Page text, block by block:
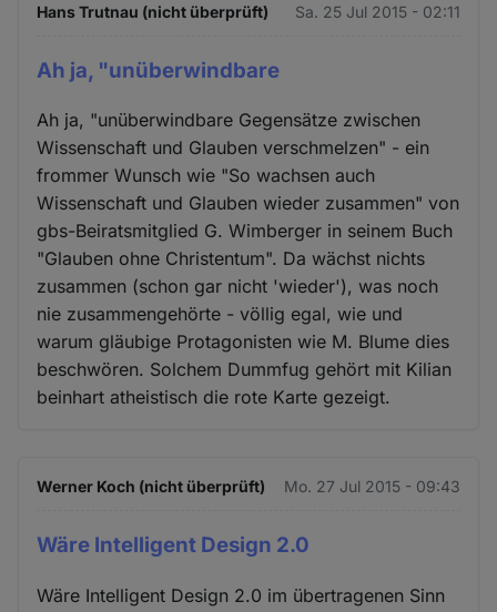
Hans Trutnau (nicht überprüft) Sa. 25 Jul 2015 - 02:11
Ah ja, "unüberwindbare
Ah ja, "unüberwindbare Gegensätze zwischen
Wissenschaft und Glauben verschmelzen" - ein
frommer Wunsch wie "So wachsen auch
Wissenschaft und Glauben wieder zusammen" von
gbs-Beiratsmitglied G. Wimberger in seinem Buch
"Glauben ohne Christentum". Da wächst nichts
zusammen (schon gar nicht 'wieder'), was noch
nie zusammengehörte - völlig egal, wie und
warum gläubige Protagonisten wie M. Blume dies
beschwören. Solchem Dummfug gehört mit Kilian
beinhart atheistisch die rote Karte gezeigt.
Werner Koch (nicht überprüft) Mo. 27 Jul 2015 - 09:43
Wäre Intelligent Design 2.0
Wäre Intelligent Design 2.0 im übertragenen Sinn